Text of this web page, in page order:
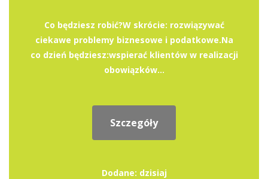
Co będziesz robić?W skrócie: rozwiązywać
ciekawe problemy biznesowe i podatkowe.Na
co dzień będziesz:wspierać klientów w realizacji
obowiązków...
Szczegóły
Dodane: dzisiaj